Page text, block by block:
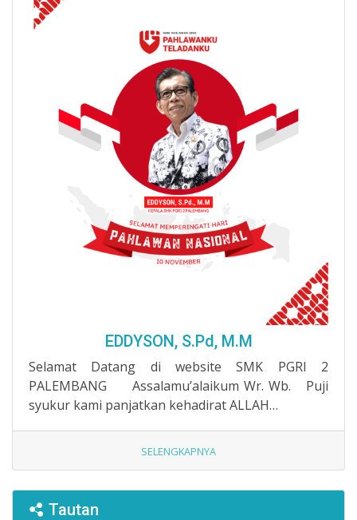
EDDYSON, S.Pd, M.M
Selamat Datang di website SMK PGRI 2
PALEMBANG Assalamu’alaikum Wr. Wb. Puji
syukur kami panjatkan kehadirat ALLAH…
SELENGKAPNYA
Tautan